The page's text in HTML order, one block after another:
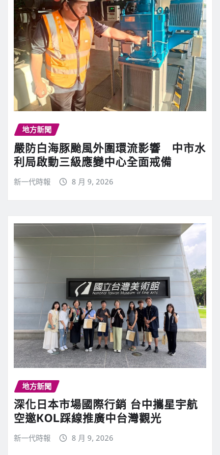
地方新聞
嚴防白海豚颱風外圍環流影響 中市水
利局啟動三級應變中心全面戒備
新一代時報 8 月 9, 2026
地方新聞
深化日本市場國際行銷 台中攜星宇航
空邀KOL踩線推廣中台灣觀光
新一代時報 8 月 9, 2026